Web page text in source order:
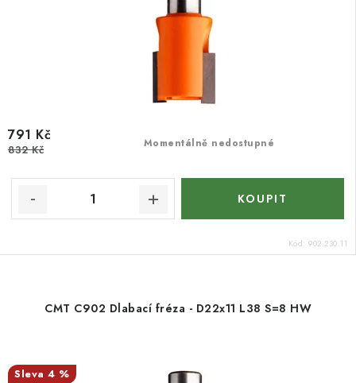
Momentálně nedostupné
791 Kč
832 Kč
Kód: 902.230.11
CMT C902 Dlabací fréza - D22x11 L38 S=8 HW
4 %